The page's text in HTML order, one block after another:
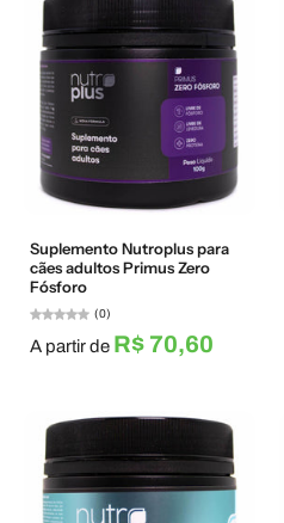
Suplemento Nutroplus para
cães adultos Primus Zero
Fósforo
(0)
A partir de R$ 70,60